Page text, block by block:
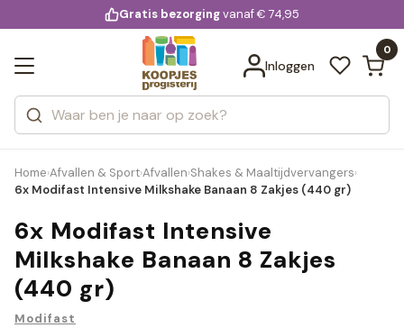
voor 20:00 uur besteld
Gratis bezorgingvanaf € 74,95
Inloggen
0
Zoeken
Categorieën
Merken
Bekijk alle resultaten
Home›Afvallen & Sport›Afvallen›Shakes & Maaltijdvervangers›
6x Modifast Intensive Milkshake Banaan 8 Zakjes (440 gr)
6x Modifast Intensive
Milkshake Banaan 8 Zakjes
(440 gr)
Modifast